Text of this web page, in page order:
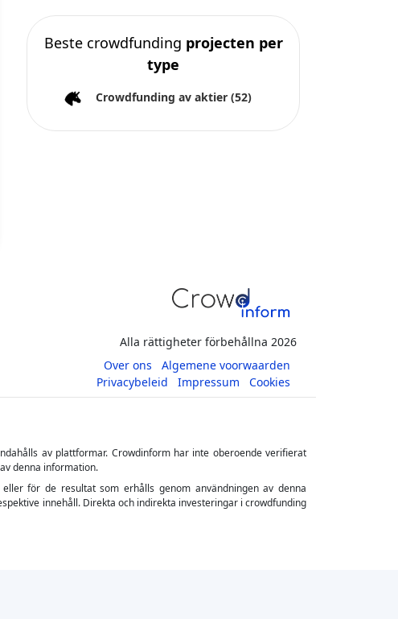
Beste crowdfunding projecten per
type
Crowdfunding av aktier (52)
Alla rättigheter förbehållna 2026
Over ons
Algemene voorwaarden
Privacybeleid
Impressum Cookies
av plattformar. Crowdinform har inte oberoende verifierat
denna information.
för de resultat som erhålls genom användningen av denna
innehåll. Direkta och indirekta investeringar i crowdfunding